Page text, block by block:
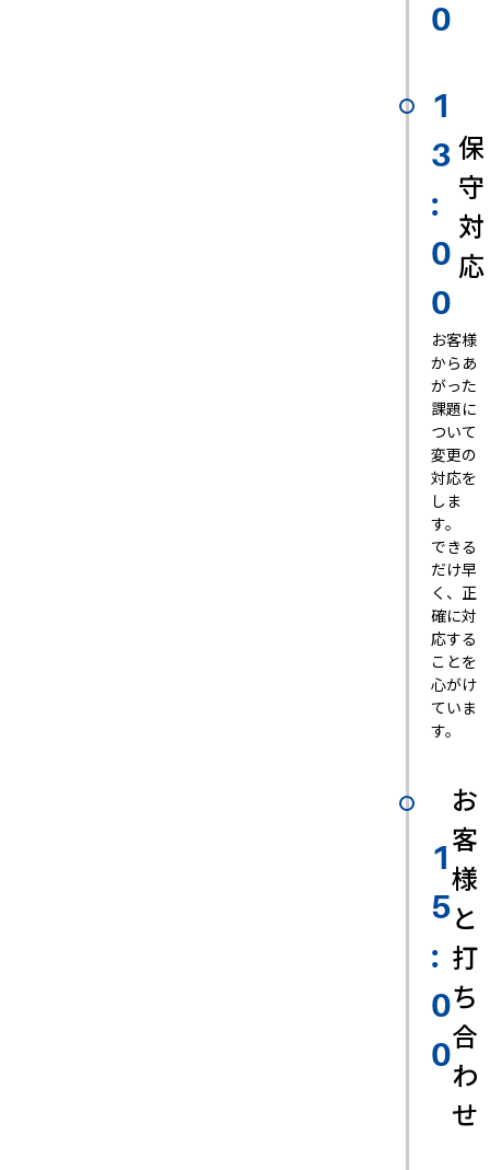
0
1
3
:
0
0
保
守
対
応
お客様
からあ
がった
課題に
ついて
変更の
対応を
しま
す。
できる
だけ早
く、正
確に対
応する
ことを
心がけ
ていま
す。
1
5
:
0
0
お
客
様
と
打
ち
合
わ
せ